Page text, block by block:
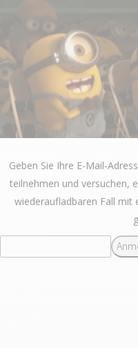
Geben Sie Ihre E-Mail-
teilnehmen und versuchen,
wiederaufladbaren Fall mit